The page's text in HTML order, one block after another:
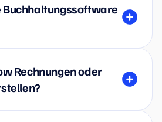
Buchhaltungssoftware
Rechnungen oder